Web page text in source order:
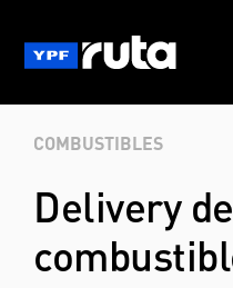
COMBUSTIBLES
Delivery de